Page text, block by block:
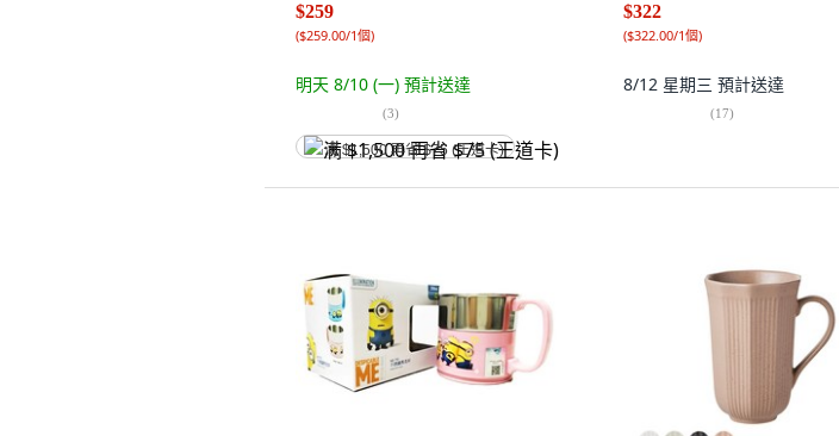
$259
($259.00/1個)
明天 8/10 (一) 預計送達
(3)
满 $1,500 再省 $75 (王道卡)
$322
($322.00/1個)
8/12 星期三 預計送達
(17)